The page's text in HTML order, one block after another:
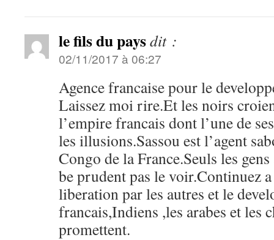
le fils du paysdit :
02/11/2017 à 06:27
Agence francaise pour le
Laissez moi rire.Et les noirs
l’empire francais dont l’une de
les illusions.Sassou est l’agent
Congo de la France.Seuls les
be prudent pas le voir.Continuez
liberation par les autres et le
francais,Indiens ,les arabes et les
promettent.